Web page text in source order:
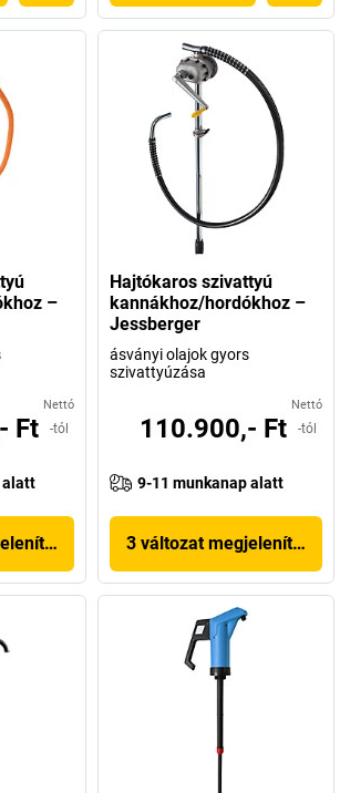
–
Nettó
Ft -tól
alatt
Hajtókaros szivattyú
kannákhoz/hordókhoz –
Jessberger
ásványi olajok gyors
szivattyúzása
Nettó
110.900,- Ft -tól
9-11 munkanap alatt
3 változat megjelenítése